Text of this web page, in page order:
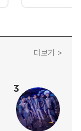
더보기 >
3